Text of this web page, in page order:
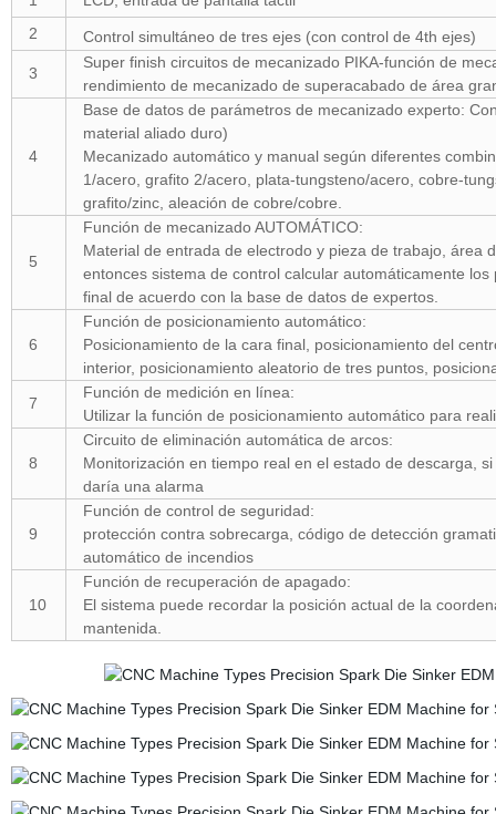
2
Control simultáneo de tres ejes (con control de 4th ejes)
3
Super finish circuitos de mecanizado PIKA-función de
rendimiento de mecanizado de superacabado de área
4
Base de datos de parámetros de mecanizado experto:
material aliado duro)
Mecanizado automático y manual según diferentes
1/acero, grafito 2/acero, plata-tungsteno/acero, cobre-
grafito/zinc, aleación de cobre/cobre.
5
Función de mecanizado AUTOMÁTICO:
Material de entrada de electrodo y pieza de trabajo, área
entonces sistema de control calcular automáticamente
final de acuerdo con la base de datos de expertos.
6
Función de posicionamiento automático:
Posicionamiento de la cara final, posicionamiento del
interior, posicionamiento aleatorio de tres puntos,
7
Función de medición en línea:
Utilizar la función de posicionamiento automático para
8
Circuito de eliminación automática de arcos:
Monitorización en tiempo real en el estado de descarga,
daría una alarma
9
Función de control de seguridad:
protección contra sobrecarga, código de detección
automático de incendios
10
Función de recuperación de apagado:
El sistema puede recordar la posición actual de la
mantenida.